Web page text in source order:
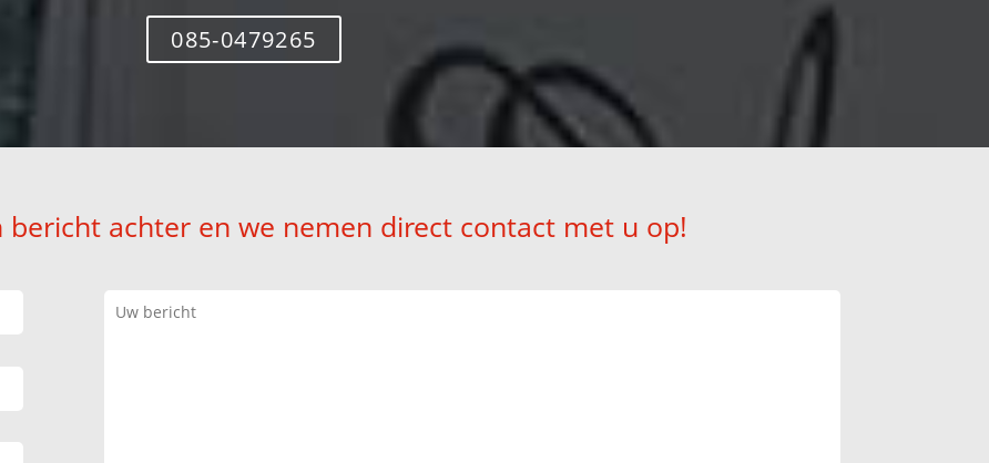
085-0479265
bericht achter en we nemen direct contact met u op!